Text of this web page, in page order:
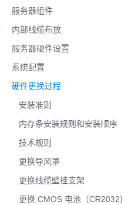
服务器组件
内部线缆布放
服务器硬件设置
系统配置
硬件更换过程
安装准则
内存条安装规则和安装顺序
技术规则
更换导风罩
更换线缆壁挂支架
更换 CMOS 电池（CR2032）